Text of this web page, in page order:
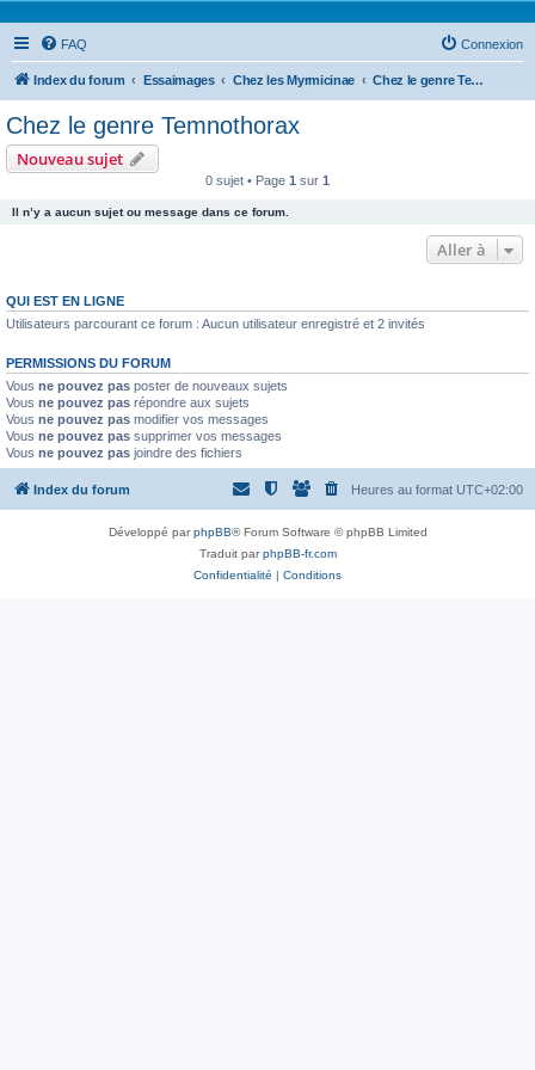
FAQ Connexion
Index du forum Essaimages Chez les Myrmicinae Chez le genre Temnothorax
Chez le genre Temnothorax
Nouveau sujet
0 sujet • Page 1 sur 1
Il n’y a aucun sujet ou message dans ce forum.
Aller à
QUI EST EN LIGNE
Utilisateurs parcourant ce forum : Aucun utilisateur enregistré et 2 invités
PERMISSIONS DU FORUM
Vous ne pouvez pas poster de nouveaux sujets
Vous ne pouvez pas répondre aux sujets
Vous ne pouvez pas modifier vos messages
Vous ne pouvez pas supprimer vos messages
Vous ne pouvez pas joindre des fichiers
Index du forum Heures au format UTC+02:00
Développé parphpBB® Forum Software © phpBB Limited
Traduit parphpBB-fr.com
Confidentialité | Conditions